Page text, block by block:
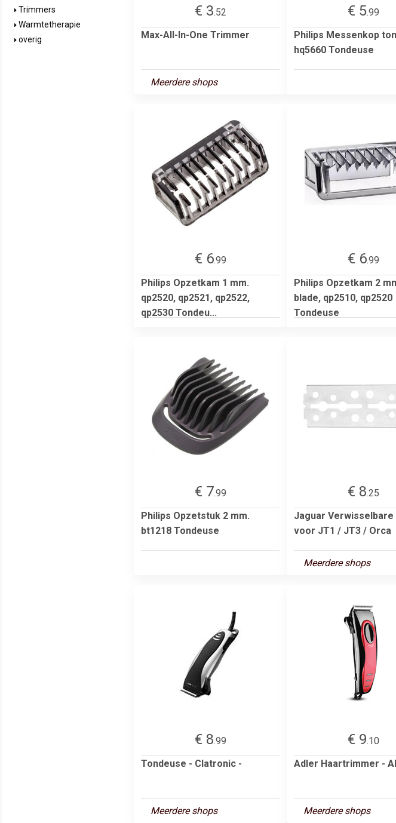
Trimmers
Warmtetherapie
overig
€ 3.52
Max-All-In-One Trimmer
Meerdere shops
€ 5.99
Philips Messenkop
hq5660 Tondeuse
€ 6.99
Philips Opzetkam 1 mm.
qp2520, qp2521, qp2522,
qp2530 Tondeu...
€ 6.99
Philips Opzetkam 2
blade, qp2510, qp2520
Tondeuse
€ 7.99
Philips Opzetstuk 2 mm.
bt1218 Tondeuse
€ 8.25
Jaguar Verwisselbare
voor JT1 / JT3 / Orca
Meerdere shops
€ 8.99
Tondeuse - Clatronic -
Meerdere shops
€ 9.10
Adler Haartrimmer -
Meerdere shops